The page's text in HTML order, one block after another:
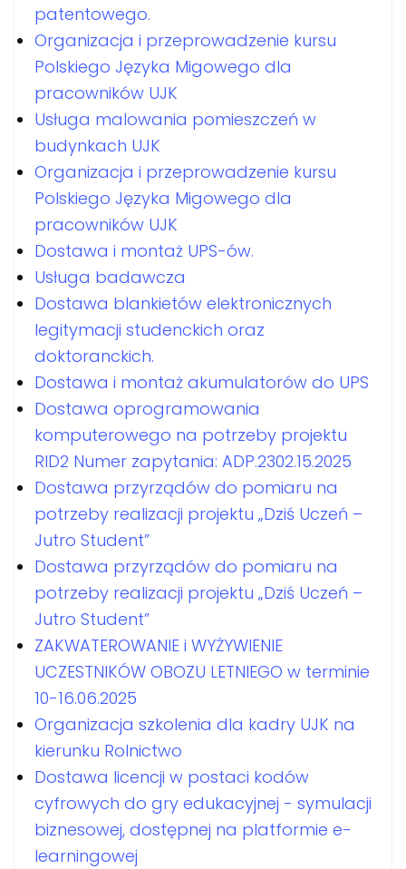
patentowego.
Organizacja i przeprowadzenie kursu
Polskiego Języka Migowego dla
pracowników UJK
Usługa malowania pomieszczeń w
budynkach UJK
Organizacja i przeprowadzenie kursu
Polskiego Języka Migowego dla
pracowników UJK
Dostawa i montaż UPS-ów.
Usługa badawcza
Dostawa blankietów elektronicznych
legitymacji studenckich oraz
doktoranckich.
Dostawa i montaż akumulatorów do UPS
Dostawa oprogramowania
komputerowego na potrzeby projektu
RID2 Numer zapytania: ADP.2302.15.2025
Dostawa przyrządów do pomiaru na
potrzeby realizacji projektu „Dziś Uczeń –
Jutro Student”
Dostawa przyrządów do pomiaru na
potrzeby realizacji projektu „Dziś Uczeń –
Jutro Student”
ZAKWATEROWANIE i WYŻYWIENIE
UCZESTNIKÓW OBOZU LETNIEGO w terminie
10-16.06.2025
Organizacja szkolenia dla kadry UJK na
kierunku Rolnictwo
Dostawa licencji w postaci kodów
cyfrowych do gry edukacyjnej - symulacji
biznesowej, dostępnej na platformie e-
learningowej